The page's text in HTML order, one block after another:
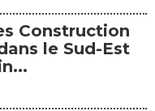
Construction
le Sud-Est